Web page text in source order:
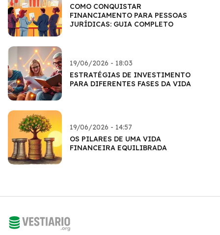
COMO CONQUISTAR
FINANCIAMENTO PARA PESSOAS
JURÍDICAS: GUIA COMPLETO
19/06/2026 - 18:03
ESTRATÉGIAS DE INVESTIMENTO
PARA DIFERENTES FASES DA VIDA
19/06/2026 - 14:57
OS PILARES DE UMA VIDA
FINANCEIRA EQUILIBRADA